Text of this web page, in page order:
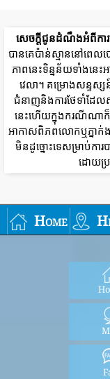
សេចក្តីជូនដំណឹងអំពីការ
បានគេប៉ាន់ស្មាននៅពេល
ភាពនេះទិន្នន័យទាំងនេះ
វេលា។ គម្រោងសន្ទ
ជំនាញនិងការថែទាំដែ
នេះហើយក្នុងករណីណា
អាកាសពិភពលោកឬភ្នាក់ង
មិនដូច្នោះទេសម្រាប់ក
ដោយប្រ
Home